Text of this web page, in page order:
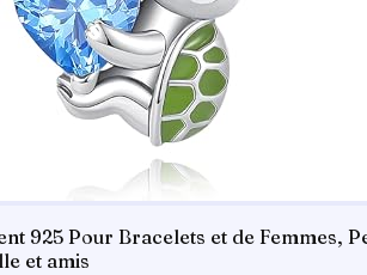
925 Pour Bracelets et de Femmes,
et amis